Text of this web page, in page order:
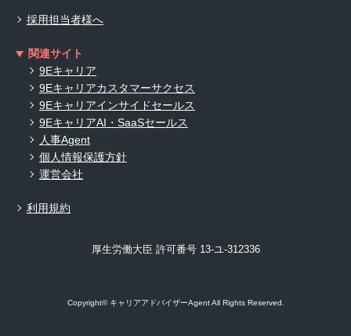
採用担当者様へ
関連サイト
9Eキャリア
9Eキャリアカスタマーサクセス
9Eキャリアインサイドセールス
9EキャリアAI・SaaSセールス
人事Agent
個人情報保護方針
運営会社
利用規約
厚生労働大臣 許可番号 13-ユ-312336
Copyright© キャリアアドバイザーAgent All Rights Reserved.